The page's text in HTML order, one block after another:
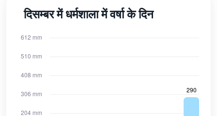
दिसम्बर में धर्मशाला में वर्षा के दिन